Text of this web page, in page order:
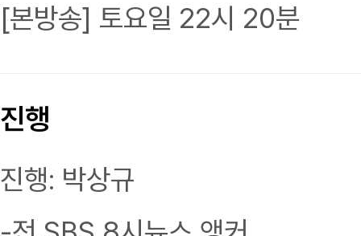
[본방송] 토요일 22시 20분
진행
진행: 박상규